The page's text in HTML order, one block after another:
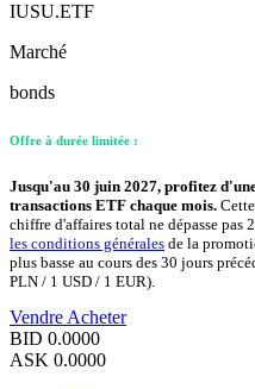
IUSU.ETF
Marché
bonds
Offre à durée limitée :
Jusqu'au 30 juin 2027, profitez
transactions ETF chaque mois.
chiffre d'affaires total ne dépasse
les conditions générales de la
plus basse au cours des 30 jours
PLN / 1 USD / 1 EUR).
Vendre Acheter
BID 0.0000
ASK 0.0000